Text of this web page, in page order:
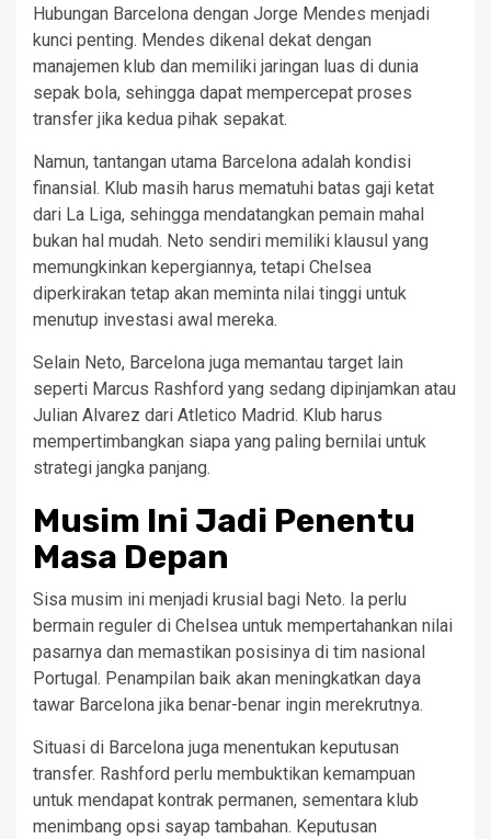
Hubungan Barcelona dengan Jorge Mendes menjadi
kunci penting. Mendes dikenal dekat dengan
manajemen klub dan memiliki jaringan luas di dunia
sepak bola, sehingga dapat mempercepat proses
transfer jika kedua pihak sepakat.
Namun, tantangan utama Barcelona adalah kondisi
finansial. Klub masih harus mematuhi batas gaji ketat
dari La Liga, sehingga mendatangkan pemain mahal
bukan hal mudah. Neto sendiri memiliki klausul yang
memungkinkan kepergiannya, tetapi Chelsea
diperkirakan tetap akan meminta nilai tinggi untuk
menutup investasi awal mereka.
Selain Neto, Barcelona juga memantau target lain
seperti Marcus Rashford yang sedang dipinjamkan atau
Julian Alvarez dari Atletico Madrid. Klub harus
mempertimbangkan siapa yang paling bernilai untuk
strategi jangka panjang.
Musim Ini Jadi Penentu
Masa Depan
Sisa musim ini menjadi krusial bagi Neto. Ia perlu
bermain reguler di Chelsea untuk mempertahankan nilai
pasarnya dan memastikan posisinya di tim nasional
Portugal. Penampilan baik akan meningkatkan daya
tawar Barcelona jika benar-benar ingin merekrutnya.
Situasi di Barcelona juga menentukan keputusan
transfer. Rashford perlu membuktikan kemampuan
untuk mendapat kontrak permanen, sementara klub
menimbang opsi sayap tambahan. Keputusan